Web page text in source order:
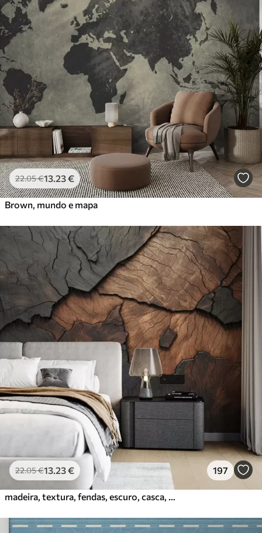
22.05€13.23€
Brown, mundo e mapa
22.05€13.23€ 197
madeira, textura, fendas, escuro, casca, superfície